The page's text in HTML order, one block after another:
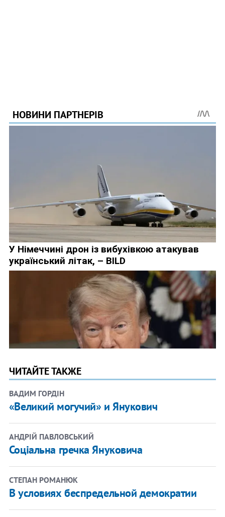
ЧИТАЙТЕ ТАКЖЕ
ВАДИМ ГОРДІН
«Великий могучий» и Янукович
АНДРІЙ ПАВЛОВСЬКИЙ
Соціальна гречка Януковича
СТЕПАН РОМАНЮК
В условиях беспредельной демократии